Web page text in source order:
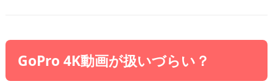
GoPro 4K動画が扱いづらい？